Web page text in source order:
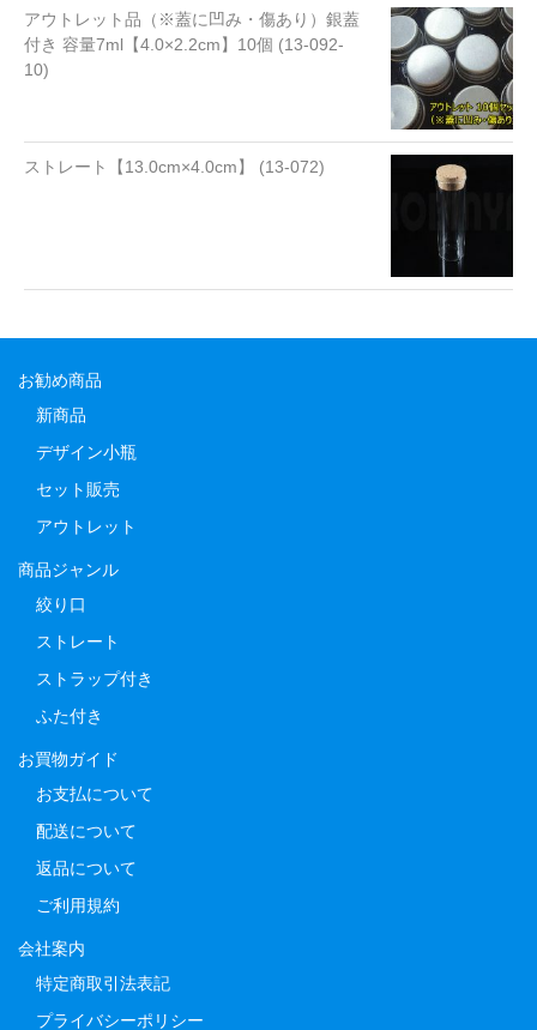
アウトレット品（※蓋に凹み・傷あり）銀蓋
付き 容量7ml【4.0×2.2cm】10個 (13-092-
10)
ストレート【13.0cm×4.0cm】 (13-072)
お勧め商品
新商品
デザイン小瓶
セット販売
アウトレット
商品ジャンル
絞り口
ストレート
ストラップ付き
ふた付き
お買物ガイド
お支払について
配送について
返品について
ご利用規約
会社案内
特定商取引法表記
プライバシーポリシー